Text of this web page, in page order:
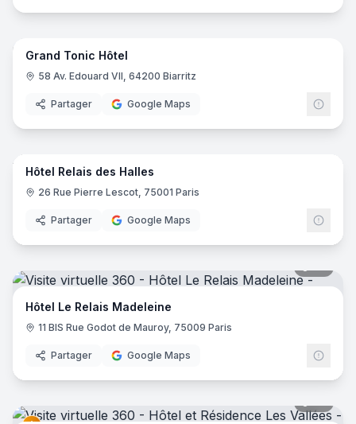
10
Grand Tonic Hôtel
58 Av. Edouard VII, 64200 Biarritz
Partager Google Maps
17
Hôtel Relais des Halles
26 Rue Pierre Lescot, 75001 Paris
Partager Google Maps
Hôtel Le Relais Madeleine
11 BIS Rue Godot de Mauroy, 75009 Paris
Partager Google Maps